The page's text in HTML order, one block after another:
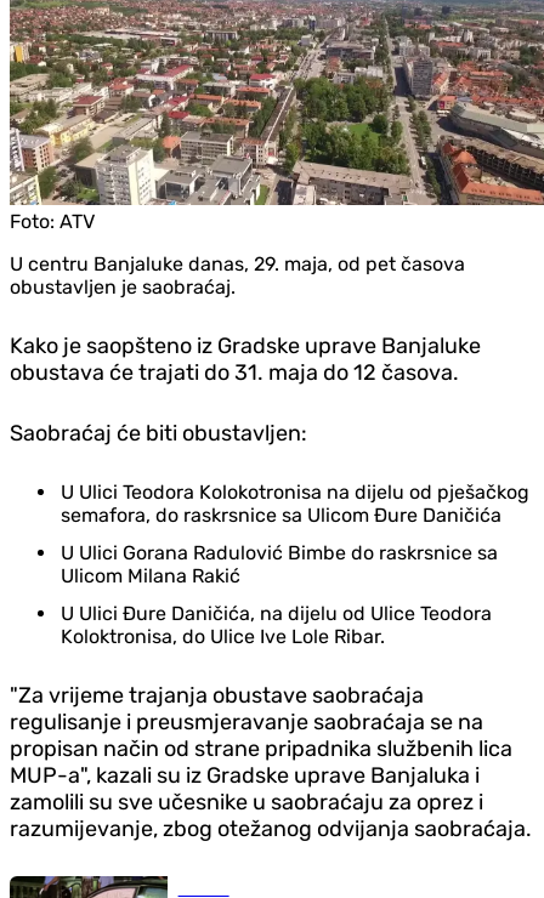
Foto: ATV
U centru Banjaluke danas, 29. maja, od pet časova
obustavljen je saobraćaj.
Kako je saopšteno iz Gradske uprave Banjaluke
obustava će trajati do 31. maja do 12 časova.
Saobraćaj će biti obustavljen:
U Ulici Teodora Kolokotronisa na dijelu od pješačkog
semafora, do raskrsnice sa Ulicom Đure Daničića
U Ulici Gorana Radulović Bimbe do raskrsnice sa
Ulicom Milana Rakić
U Ulici Đure Daničića, na dijelu od Ulice Teodora
Koloktronisa, do Ulice Ive Lole Ribar.
"Za vrijeme trajanja obustave saobraćaja
regulisanje i preusmjeravanje saobraćaja se na
propisan način od strane pripadnika službenih lica
MUP-a", kazali su iz Gradske uprave Banjaluka i
zamolili su sve učesnike u saobraćaju za oprez i
razumijevanje, zbog otežanog odvijanja saobraćaja.